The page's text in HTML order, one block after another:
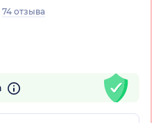
74 отзыва